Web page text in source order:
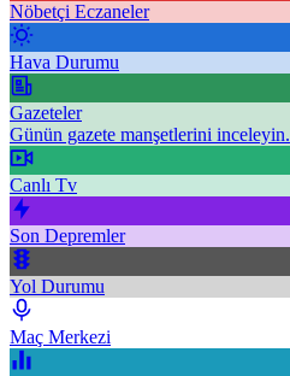
Nöbetçi Eczaneler
Hava Durumu
Gazeteler
Günün gazete manşetlerini inceleyin.
Canlı Tv
Son Depremler
Yol Durumu
Maç Merkezi